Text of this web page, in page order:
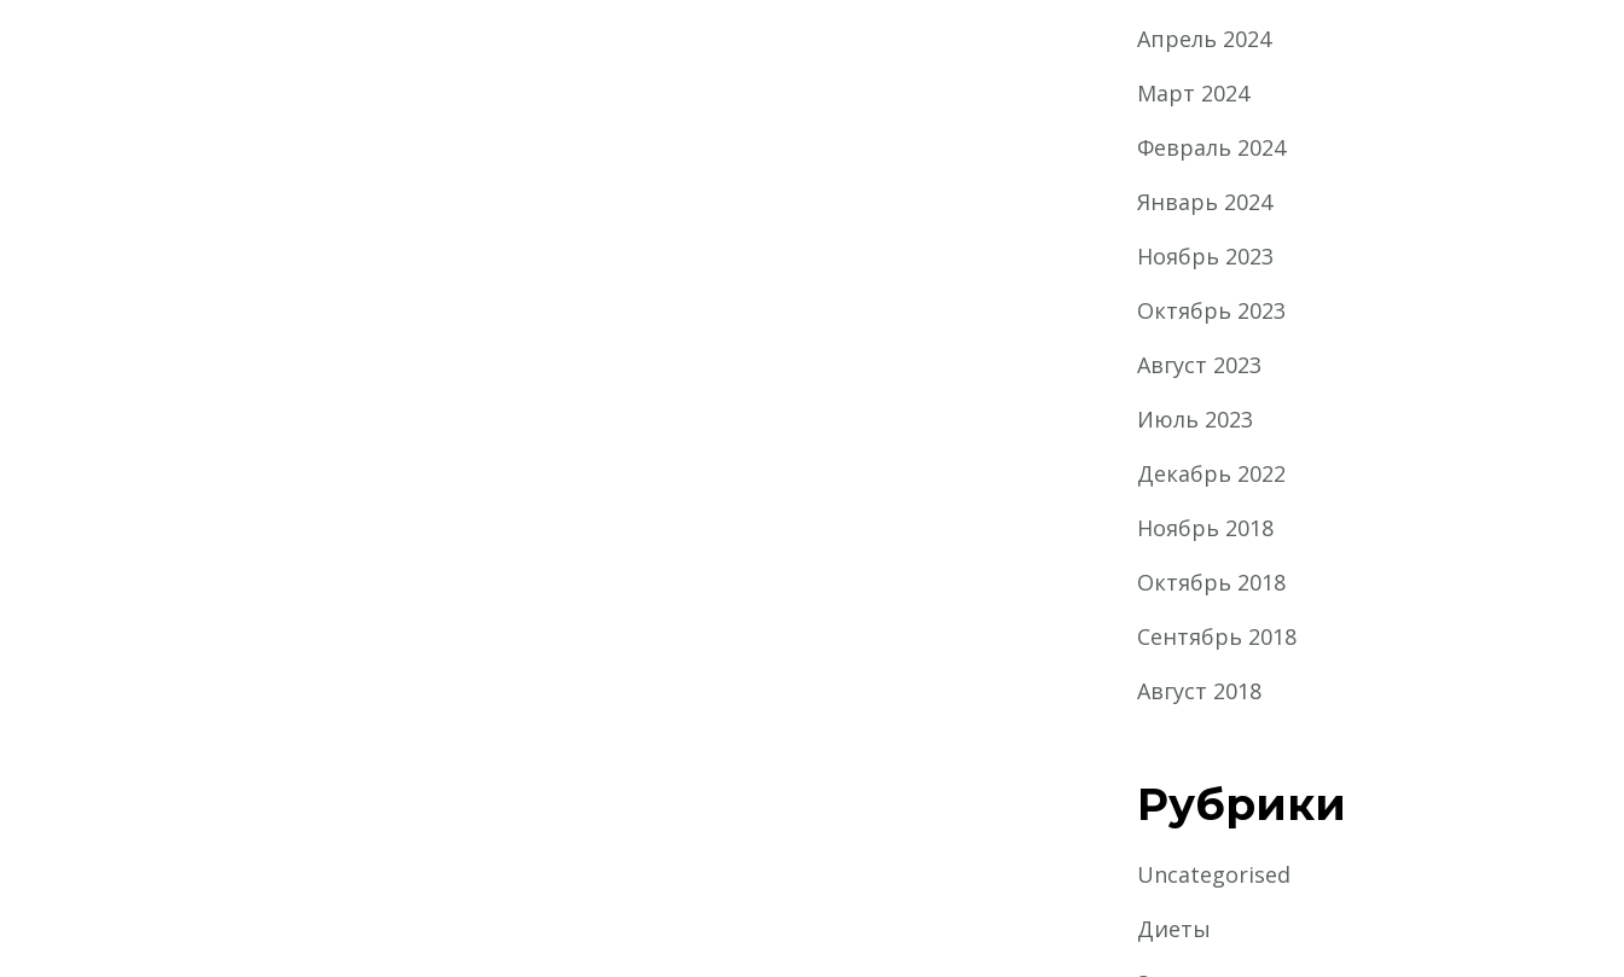
Апрель 2024
Март 2024
Февраль 2024
Январь 2024
Ноябрь 2023
Октябрь 2023
Август 2023
Июль 2023
Декабрь 2022
Ноябрь 2018
Октябрь 2018
Сентябрь 2018
Август 2018
Рубрики
Uncategorised
Диеты